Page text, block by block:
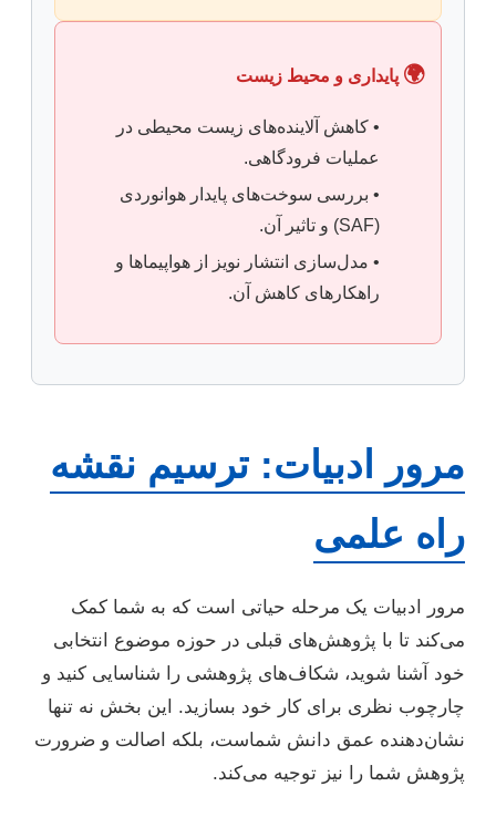
🌍 پایداری و محیط زیست
• کاهش آلاینده‌های زیست محیطی در
عملیات فرودگاهی.
• بررسی سوخت‌های پایدار هوانوردی
(SAF) و تاثیر آن.
• مدل‌سازی انتشار نویز از هواپیماها و
راهکارهای کاهش آن.
مرور ادبیات: ترسیم نقشه
راه علمی
مرور ادبیات یک مرحله حیاتی است که به شما کمک
می‌کند تا با پژوهش‌های قبلی در حوزه موضوع انتخابی
خود آشنا شوید، شکاف‌های پژوهشی را شناسایی کنید و
چارچوب نظری برای کار خود بسازید. این بخش نه تنها
نشان‌دهنده عمق دانش شماست، بلکه اصالت و ضرورت
پژوهش شما را نیز توجیه می‌کند.